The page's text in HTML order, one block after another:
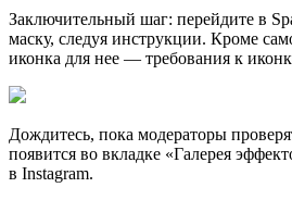
Заключительный шаг: перейдите в
маску, следуя инструкции. Кроме
иконка для нее — требования к
Дождитесь, пока модераторы
появится во вкладке «Галерея
в Instagram.